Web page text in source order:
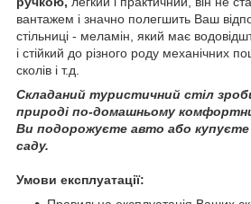
вантажем і значно полегшить Ваш
стільниці - меламін, який має
і стійкий до різного роду механічних
сколів і т.д.
Складаний туристичний стіл
природі по-домашньому
Ви подорожуєте авто або купуєте
саду.
Умови експлуатації: